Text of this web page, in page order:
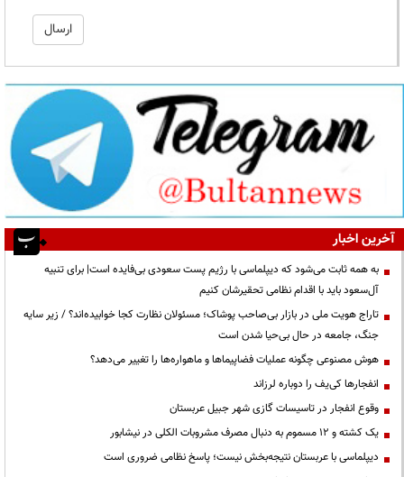
آخرین اخبار
به همه ثابت می‌شود که دیپلماسی با رژیم پست سعودی بی‌فایده است| برای تنبیه
آل‌سعود باید با اقدام نظامی تحقیرشان کنیم
تاراج هویت ملی در بازار بی‌صاحب پوشاک؛ مسئولان نظارت کجا خوابیده‌اند؟ / زیر سایه
جنگ، جامعه در حال بی‌حیا شدن است
هوش مصنوعی چگونه عملیات فضاپیماها و ماهواره‌ها را تغییر می‌دهد؟
انفجارها کی‌یف را دوباره لرزاند
وقوع انفجار در تاسیسات گازی شهر جبیل عربستان
یک کشته و ۱۲ مسموم به دنبال مصرف مشروبات الکلی در نیشابور
دیپلماسی با عربستان نتیجه‌بخش نیست؛ پاسخ نظامی ضروری است